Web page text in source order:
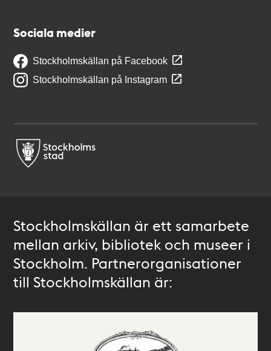
Sociala medier
Stockholmskällan på Facebook
Stockholmskällan på Instagram
Stockholmskällan är ett samarbete
mellan arkiv, bibliotek och museer i
Stockholm. Partnerorganisationer
till Stockholmskällan är: